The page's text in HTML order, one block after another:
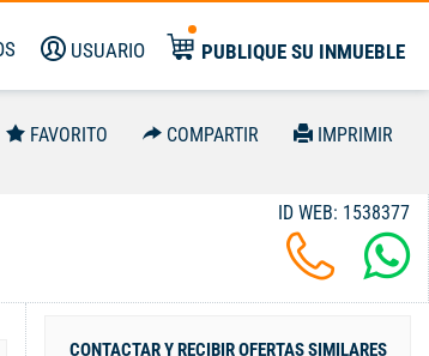
USUARIO PUBLIQUE SU INMUEBLE
FAVORITO COMPARTIR IMPRIMIR
ID WEB: 1538377
CONTACTAR Y RECIBIR OFERTAS SIMILARES